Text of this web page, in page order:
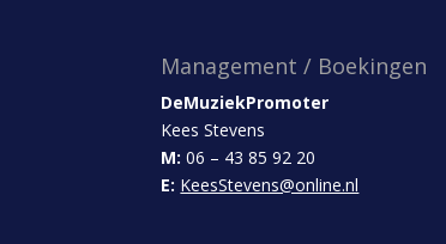
Management / Boekingen
DeMuziekPromoter
Kees Stevens
M: 06 – 43 85 92 20
E: KeesStevens@online.nl